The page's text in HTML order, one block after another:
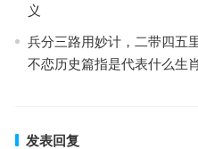
义
兵分三路用妙计，二带四五
不恋历史篇指是代表什么生
发表回复